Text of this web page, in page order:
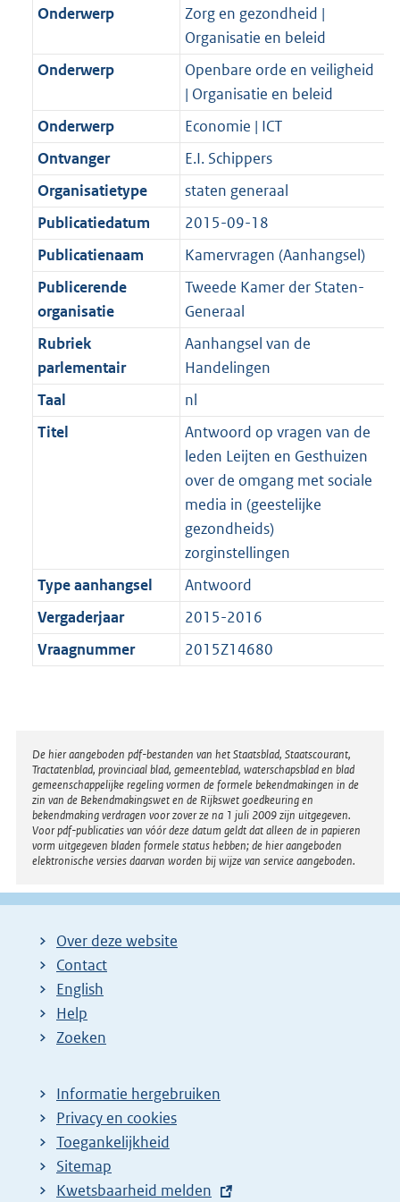
t
a
K
b
2
K
b
Onderwerp
Zorg en gezondheid |
Organisatie en beleid
Onderwerp
Openbare orde en veiligheid
| Organisatie en beleid
Onderwerp
Economie | ICT
Ontvanger
E.I. Schippers
Organisatietype
staten generaal
Publicatiedatum
2015-09-18
Publicatienaam
Kamervragen (Aanhangsel)
Publicerende
organisatie
Tweede Kamer der Staten-
Generaal
Rubriek
parlementair
Aanhangsel van de
Handelingen
Taal
nl
Titel
Antwoord op vragen van de
leden Leijten en Gesthuizen
over de omgang met sociale
media in (geestelijke
gezondheids)
zorginstellingen
Type aanhangsel
Antwoord
Vergaderjaar
2015-2016
Vraagnummer
2015Z14680
Disclaimer
De hier aangeboden pdf-bestanden van het Staatsblad, Staatscourant,
Tractatenblad, provinciaal blad, gemeenteblad, waterschapsblad en blad
gemeenschappelijke regeling vormen de formele bekendmakingen in de
zin van de Bekendmakingswet en de Rijkswet goedkeuring en
bekendmaking verdragen voor zover ze na 1 juli 2009 zijn uitgegeven.
Voor pdf-publicaties van vóór deze datum geldt dat alleen de in papieren
vorm uitgegeven bladen formele status hebben; de hier aangeboden
elektronische versies daarvan worden bij wijze van service aangeboden.
Over deze website
Contact
English
Help
Zoeken
Informatie hergebruiken
Privacy en cookies
Toegankelijkheid
Sitemap
E
Kwetsbaarheid melden